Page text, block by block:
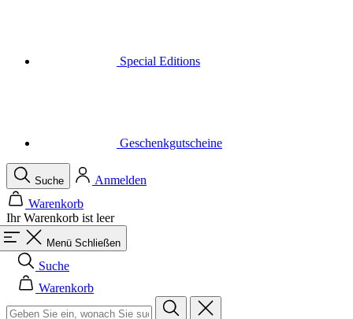
Ihr Warenkorb ist leer
Menü Schließen
Suche
Warenkorb
Herren